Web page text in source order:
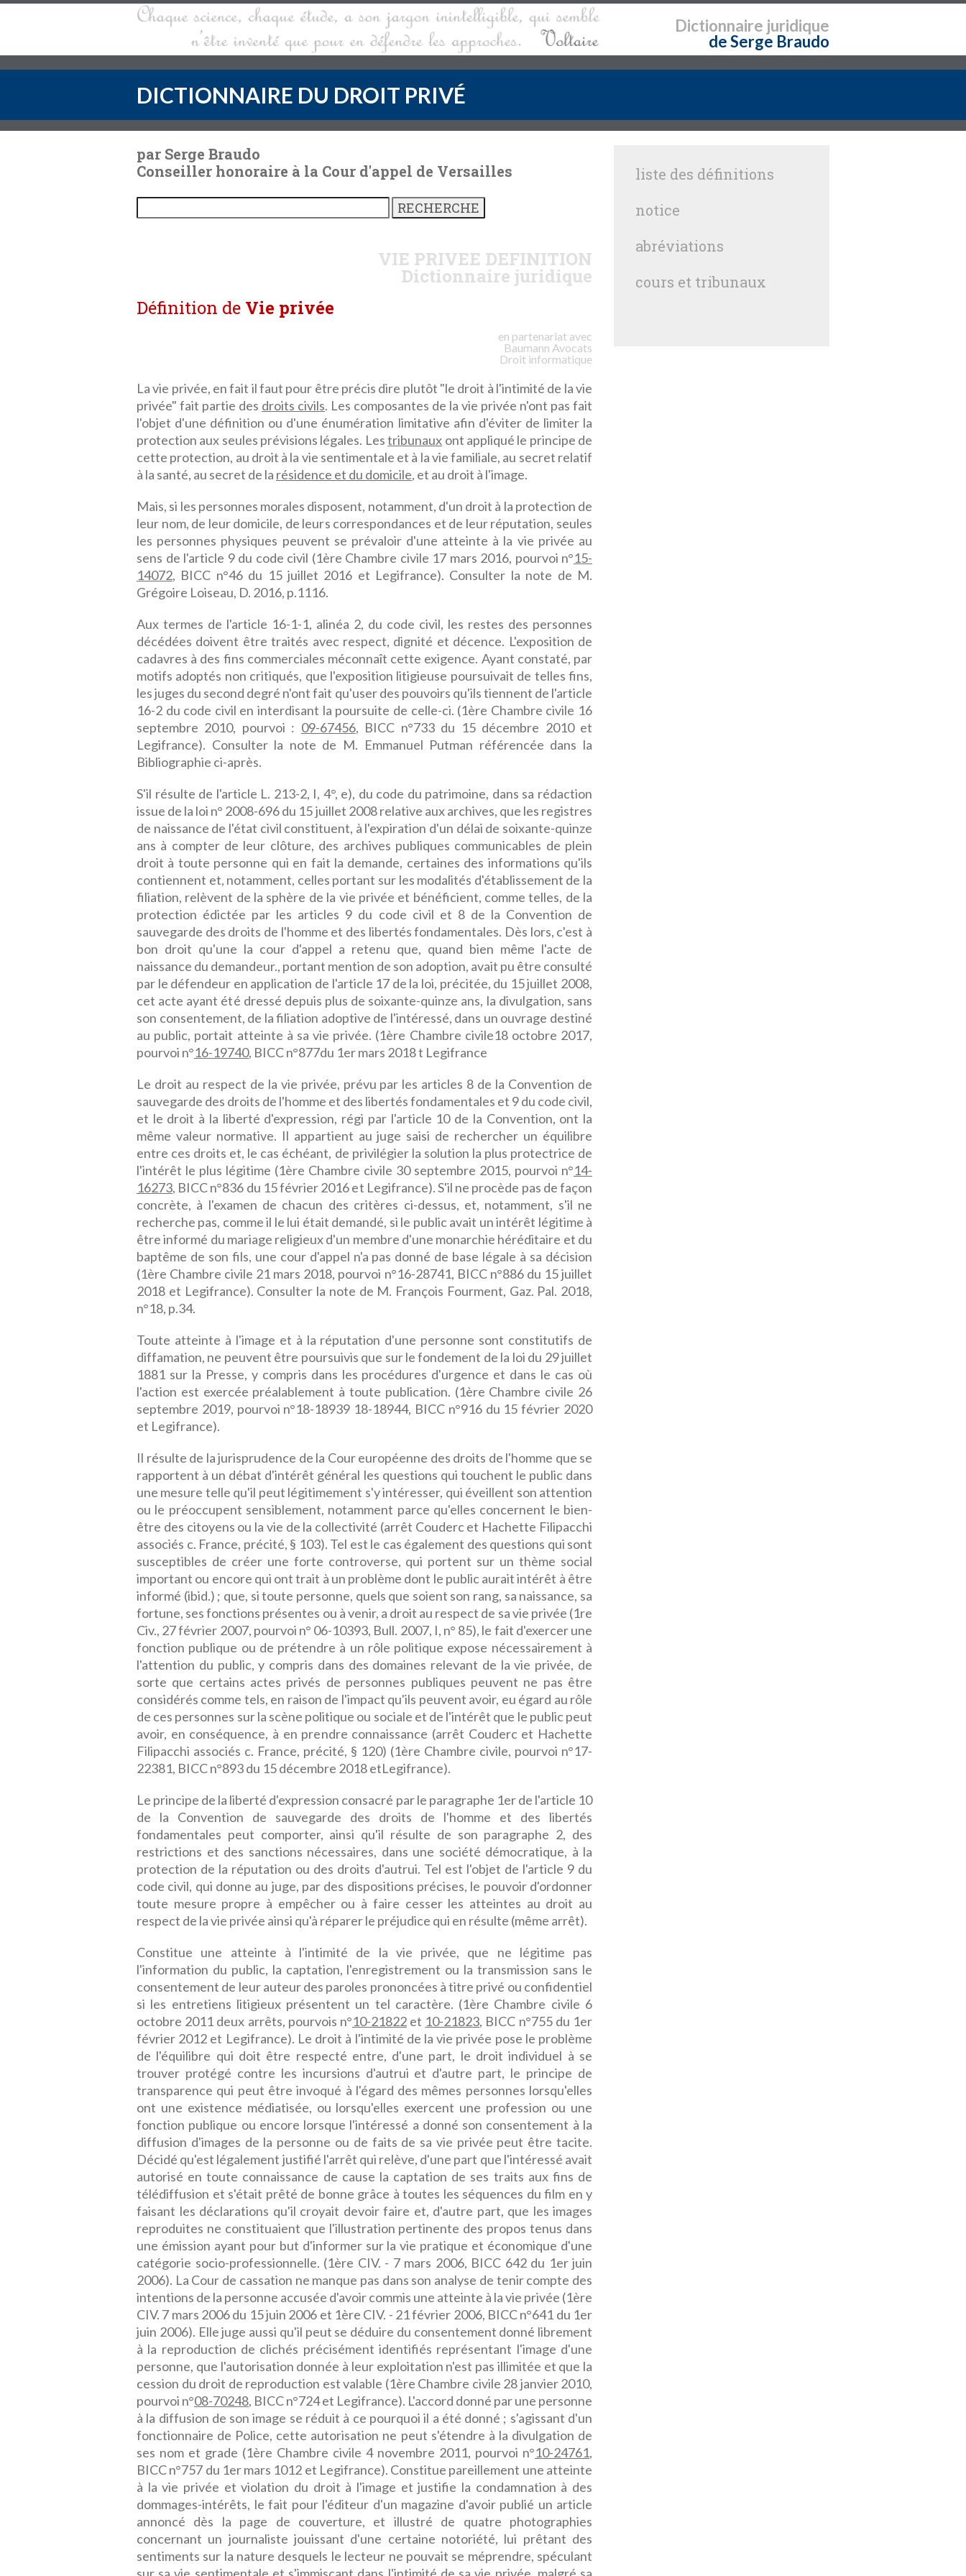
Dictionnaire juridique
de Serge Braudo
DICTIONNAIRE DU DROIT PRIVÉ
par Serge Braudo
Conseiller honoraire à la Cour d'appel de Versailles
VIE PRIVEE DEFINITION
Dictionnaire juridique
Définition de Vie privée
en partenariat avec
Baumann Avocats
Droit informatique
La vie privée, en fait il faut pour être précis dire plutôt "le droit à l'intimité de la vie
privée" fait partie des droits civils. Les composantes de la vie privée n'ont pas fait
l'objet d'une définition ou d'une énumération limitative afin d'éviter de limiter la
protection aux seules prévisions légales. Lestribunaux ont appliqué le principe de
cette protection, au droit à la vie sentimentale et à la vie familiale, au secret relatif
à la santé, au secret de la résidence et du domicile, et au droit à l'image.
Mais, si les personnes morales disposent, notamment, d'un droit à la protection de
leur nom, de leur domicile, de leurs correspondances et de leur réputation, seules
les personnes physiques peuvent se prévaloir d'une atteinte à la vie privée au
sens de l'article 9 du code civil (1ère Chambre civile 17 mars 2016, pourvoi n°15-
14072, BICC n°46 du 15 juillet 2016 et Legifrance). Consulter la note de M.
Grégoire Loiseau, D. 2016, p.1116.
Aux termes de l'article 16-1-1, alinéa 2, du code civil, les restes des personnes
décédées doivent être traités avec respect, dignité et décence. L'exposition de
cadavres à des fins commerciales méconnaît cette exigence. Ayant constaté, par
motifs adoptés non critiqués, que l'exposition litigieuse poursuivait de telles fins,
les juges du second degré n'ont fait qu'user des pouvoirs qu'ils tiennent de l'article
16-2 du code civil en interdisant la poursuite de celle-ci. (1ère Chambre civile 16
septembre 2010, pourvoi : 09-67456, BICC n°733 du 15 décembre 2010 et
Legifrance). Consulter la note de M. Emmanuel Putman référencée dans la
Bibliographie ci-après.
S'il résulte de l'article L. 213-2, I, 4°, e), du code du patrimoine, dans sa rédaction
issue de la loi n° 2008-696 du 15 juillet 2008 relative aux archives, que les registres
de naissance de l'état civil constituent, à l'expiration d'un délai de soixante-quinze
ans à compter de leur clôture, des archives publiques communicables de plein
droit à toute personne qui en fait la demande, certaines des informations qu'ils
contiennent et, notamment, celles portant sur les modalités d'établissement de la
filiation, relèvent de la sphère de la vie privée et bénéficient, comme telles, de la
protection édictée par les articles 9 du code civil et 8 de la Convention de
sauvegarde des droits de l'homme et des libertés fondamentales. Dès lors, c'est à
bon droit qu'une la cour d'appel a retenu que, quand bien même l'acte de
naissance du demandeur., portant mention de son adoption, avait pu être consulté
par le défendeur en application de l'article 17 de la loi, précitée, du 15 juillet 2008,
cet acte ayant été dressé depuis plus de soixante-quinze ans, la divulgation, sans
son consentement, de la filiation adoptive de l'intéressé, dans un ouvrage destiné
au public, portait atteinte à sa vie privée. (1ère Chambre civile18 octobre 2017,
pourvoi n°16-19740, BICC n°877du 1er mars 2018 t Legifrance
Le droit au respect de la vie privée, prévu par les articles 8 de la Convention de
sauvegarde des droits de l'homme et des libertés fondamentales et 9 du code civil,
et le droit à la liberté d'expression, régi par l'article 10 de la Convention, ont la
même valeur normative. Il appartient au juge saisi de rechercher un équilibre
entre ces droits et, le cas échéant, de privilégier la solution la plus protectrice de
l'intérêt le plus légitime (1ère Chambre civile 30 septembre 2015, pourvoi n°14-
16273, BICC n°836 du 15 février 2016 et Legifrance). S'il ne procède pas de façon
concrète, à l'examen de chacun des critères ci-dessus, et, notamment, s'il ne
recherche pas, comme il le lui était demandé, si le public avait un intérêt légitime à
être informé du mariage religieux d'un membre d'une monarchie héréditaire et du
baptême de son fils, une cour d'appel n'a pas donné de base légale à sa décision
(1ère Chambre civile 21 mars 2018, pourvoi n°16-28741, BICC n°886 du 15 juillet
2018 et Legifrance). Consulter la note de M. François Fourment, Gaz. Pal. 2018,
n°18, p.34.
Toute atteinte à l'image et à la réputation d'une personne sont constitutifs de
diffamation, ne peuvent être poursuivis que sur le fondement de la loi du 29 juillet
1881 sur la Presse, y compris dans les procédures d'urgence et dans le cas où
l'action est exercée préalablement à toute publication. (1ère Chambre civile 26
septembre 2019, pourvoi n°18-18939 18-18944, BICC n°916 du 15 février 2020
et Legifrance).
Il résulte de la jurisprudence de la Cour européenne des droits de l'homme que se
rapportent à un débat d'intérêt général les questions qui touchent le public dans
une mesure telle qu'il peut légitimement s'y intéresser, qui éveillent son attention
ou le préoccupent sensiblement, notamment parce qu'elles concernent le bien-
être des citoyens ou la vie de la collectivité (arrêt Couderc et Hachette Filipacchi
associés c. France, précité, § 103). Tel est le cas également des questions qui sont
susceptibles de créer une forte controverse, qui portent sur un thème social
important ou encore qui ont trait à un problème dont le public aurait intérêt à être
informé (ibid.) ; que, si toute personne, quels que soient son rang, sa naissance, sa
fortune, ses fonctions présentes ou à venir, a droit au respect de sa vie privée (1re
Civ., 27 février 2007, pourvoi n° 06-10393, Bull. 2007, I, n° 85), le fait d'exercer une
fonction publique ou de prétendre à un rôle politique expose nécessairement à
l'attention du public, y compris dans des domaines relevant de la vie privée, de
sorte que certains actes privés de personnes publiques peuvent ne pas être
considérés comme tels, en raison de l'impact qu'ils peuvent avoir, eu égard au rôle
de ces personnes sur la scène politique ou sociale et de l'intérêt que le public peut
avoir, en conséquence, à en prendre connaissance (arrêt Couderc et Hachette
Filipacchi associés c. France, précité, § 120) (1ère Chambre civile, pourvoi n°17-
22381, BICC n°893 du 15 décembre 2018 etLegifrance).
Le principe de la liberté d'expression consacré par le paragraphe 1er de l'article 10
de la Convention de sauvegarde des droits de l'homme et des libertés
fondamentales peut comporter, ainsi qu'il résulte de son paragraphe 2, des
restrictions et des sanctions nécessaires, dans une société démocratique, à la
protection de la réputation ou des droits d'autrui. Tel est l'objet de l'article 9 du
code civil, qui donne au juge, par des dispositions précises, le pouvoir d'ordonner
toute mesure propre à empêcher ou à faire cesser les atteintes au droit au
respect de la vie privée ainsi qu'à réparer le préjudice qui en résulte (même arrêt).
Constitue une atteinte à l'intimité de la vie privée, que ne légitime pas
l'information du public, la captation, l'enregistrement ou la transmission sans le
consentement de leur auteur des paroles prononcées à titre privé ou confidentiel
si les entretiens litigieux présentent un tel caractère. (1ère Chambre civile 6
octobre 2011 deux arrêts, pourvois n°10-21822et 10-21823, BICC n°755 du 1er
février 2012 et Legifrance). Le droit à l'intimité de la vie privée pose le problème
de l'équilibre qui doit être respecté entre, d'une part, le droit individuel à se
trouver protégé contre les incursions d'autrui et d'autre part, le principe de
transparence qui peut être invoqué à l'égard des mêmes personnes lorsqu'elles
ont une existence médiatisée, ou lorsqu'elles exercent une profession ou une
fonction publique ou encore lorsque l'intéressé a donné son consentement à la
diffusion d'images de la personne ou de faits de sa vie privée peut être tacite.
Décidé qu'est légalement justifié l'arrêt qui relève, d'une part que l'intéressé avait
autorisé en toute connaissance de cause la captation de ses traits aux fins de
télédiffusion et s'était prêté de bonne grâce à toutes les séquences du film en y
faisant les déclarations qu'il croyait devoir faire et, d'autre part, que les images
reproduites ne constituaient que l'illustration pertinente des propos tenus dans
une émission ayant pour but d'informer sur la vie pratique et économique d'une
catégorie socio-professionnelle. (1ère CIV. - 7 mars 2006, BICC 642 du 1er juin
2006). La Cour de cassation ne manque pas dans son analyse de tenir compte des
intentions de la personne accusée d'avoir commis une atteinte à la vie privée (1ère
CIV. 7 mars 2006 du 15 juin 2006 et 1ère CIV. - 21 février 2006, BICC n°641 du 1er
juin 2006). Elle juge aussi qu'il peut se déduire du consentement donné librement
à la reproduction de clichés précisément identifiés représentant l'image d'une
personne, que l'autorisation donnée à leur exploitation n'est pas illimitée et que la
cession du droit de reproduction est valable (1ère Chambre civile 28 janvier 2010,
pourvoi n°08-70248, BICC n°724 et Legifrance). L'accord donné par une personne
à la diffusion de son image se réduit à ce pourquoi il a été donné ; s'agissant d'un
fonctionnaire de Police, cette autorisation ne peut s'étendre à la divulgation de
ses nom et grade (1ère Chambre civile 4 novembre 2011, pourvoi n°10-24761,
BICC n°757 du 1er mars 1012 et Legifrance). Constitue pareillement une atteinte
à la vie privée et violation du droit à l'image et justifie la condamnation à des
dommages-intérêts, le fait pour l'éditeur d'un magazine d'avoir publié un article
annoncé dès la page de couverture, et illustré de quatre photographies
concernant un journaliste jouissant d'une certaine notoriété, lui prêtant des
sentiments sur la nature desquels le lecteur ne pouvait se méprendre, spéculant
liste des définitions
notice
abréviations
cours et tribunaux